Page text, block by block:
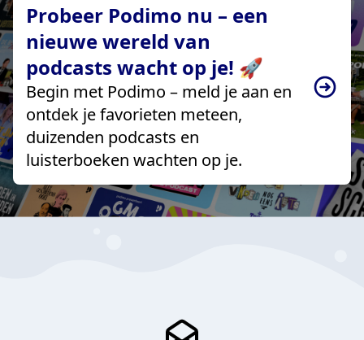
Probeer Podimo nu – een
nieuwe wereld van
podcasts wacht op je! 🚀
Begin met Podimo – meld je aan en
ontdek je favorieten meteen,
duizenden podcasts en
luisterboeken wachten op je.